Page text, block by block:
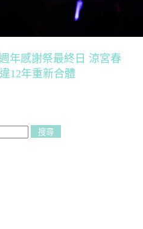
年感謝祭最終日 涼宮春
12年重新合體
搜尋